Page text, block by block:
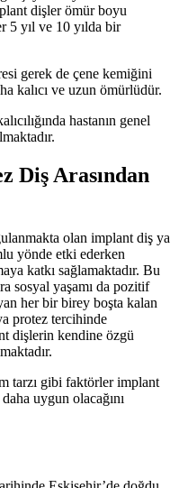
dişler ömür boyu
5 yıl ve 10 yılda bir
gerek de çene kemiğini
kalıcı ve uzun ömürlüdür.
hastanın genel
Diş Arasından
olan implant diş ya
yönde etki ederken
katkı sağlamaktadır. Bu
sosyal yaşamı da pozitif
her bir birey boşta kalan
protez tercihinde
dişlerin kendine özgü
tarzı gibi faktörler implant
uygun olacağını